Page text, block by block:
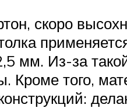
скоро
мм. Из-за
Кроме того,